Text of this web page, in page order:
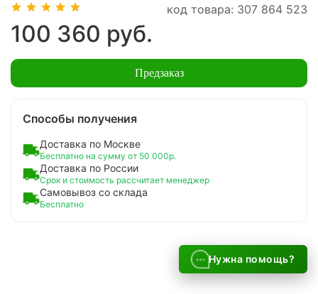
код товара: 307 864 523
100 360 руб.
Предзаказ
Способы получения
Доставка по Москве
Бесплатно на сумму от 50 000р.
Доставка по России
Срок и стоимость рассчитает менеджер
Самовывоз со склада
Бесплатно
Нужна помощь?